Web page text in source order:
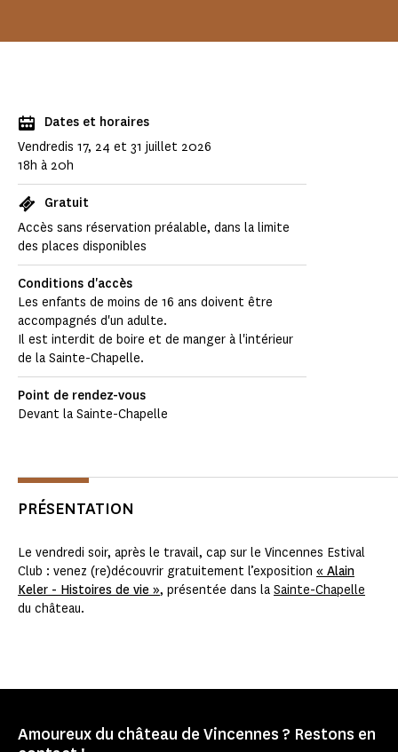
Dates et horaires
Vendredis 17, 24 et 31 juillet 2026
18h à 20h
Gratuit
Accès sans réservation préalable, dans la limite
des places disponibles
Conditions d'accès
Les enfants de moins de 16 ans doivent être
accompagnés d'un adulte.
Il est interdit de boire et de manger à l'intérieur
de la Sainte-Chapelle.
Point de rendez-vous
Devant la Sainte-Chapelle
PRÉSENTATION
Le vendredi soir, après le travail, cap sur le Vincennes Estival
Club : venez (re)découvrir gratuitement l’exposition « Alain
Keler - Histoires de vie », présentée dans la Sainte-Chapelle
du château.
Amoureux du château de Vincennes ? Restons en